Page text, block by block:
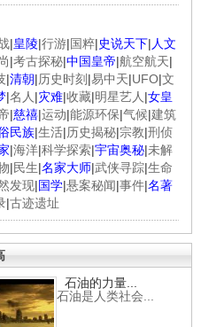
|皇陵|行游|国粹|史说天下| 人文
|考古探秘|中国皇帝|航空航天|
|清朝|历史时刻 |易中天|UFO|文
|名人 |灾难|收藏|明星艺人 |女皇
|慈禧|运动|能源环保|气候|建筑
民族|生活|历史揭秘|宗教|刑侦
|海洋|科学探索|宇宙奥秘|未解
|民生|名家大师|武侠寻踪|生命
发现|国学|悬案秘闻|事件|名著
|古迹遗址
石油的力量...
石油是人类社会...